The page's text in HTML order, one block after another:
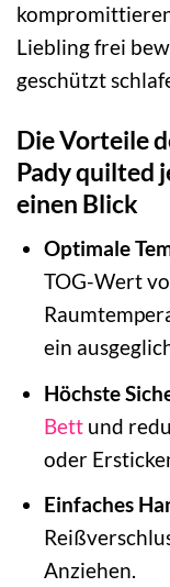
Liebling frei
geschützt
Die Vorteile
Pady quilted
einen Blick
Optimale
TOG-Wert
ein
Höchste
Bettund
oder
Einfaches
Anziehen.